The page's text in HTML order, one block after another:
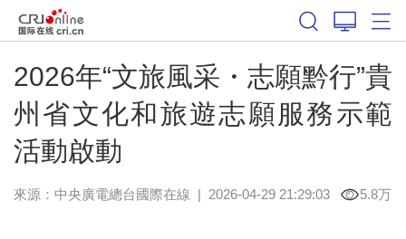
2026年“文旅風采・志願黔行”貴
州省文化和旅遊志願服務示範
活動啟動
來源：中央廣電總台國際在線 | 2026-04-29 21:29:03 5.8万